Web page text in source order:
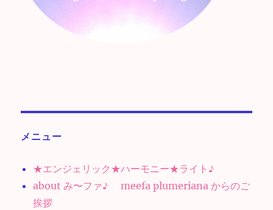
メニュー
★エンジェリック★ハーモニー★ライト♪
about み〜ファ♪ meefa plumeriana からのご
挨拶